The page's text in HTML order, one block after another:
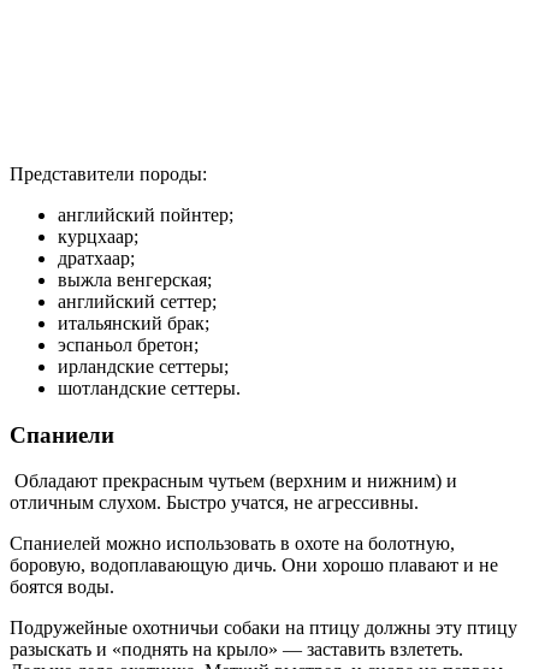
Представители породы:
английский пойнтер;
курцхаар;
дратхаар;
выжла венгерская;
английский сеттер;
итальянский брак;
эспаньол бретон;
ирландские сеттеры;
шотландские сеттеры.
Спаниели
Обладают прекрасным чутьем (верхним и нижним) и
отличным слухом. Быстро учатся, не агрессивны.
Спаниелей можно использовать в охоте на болотную,
боровую, водоплавающую дичь. Они хорошо плавают и не
боятся воды.
Подружейные охотничьи собаки на птицу должны эту птицу
разыскать и «поднять на крыло» — заставить взлететь.